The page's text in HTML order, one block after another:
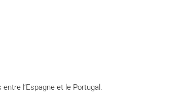
l’Espagne et le Portugal.